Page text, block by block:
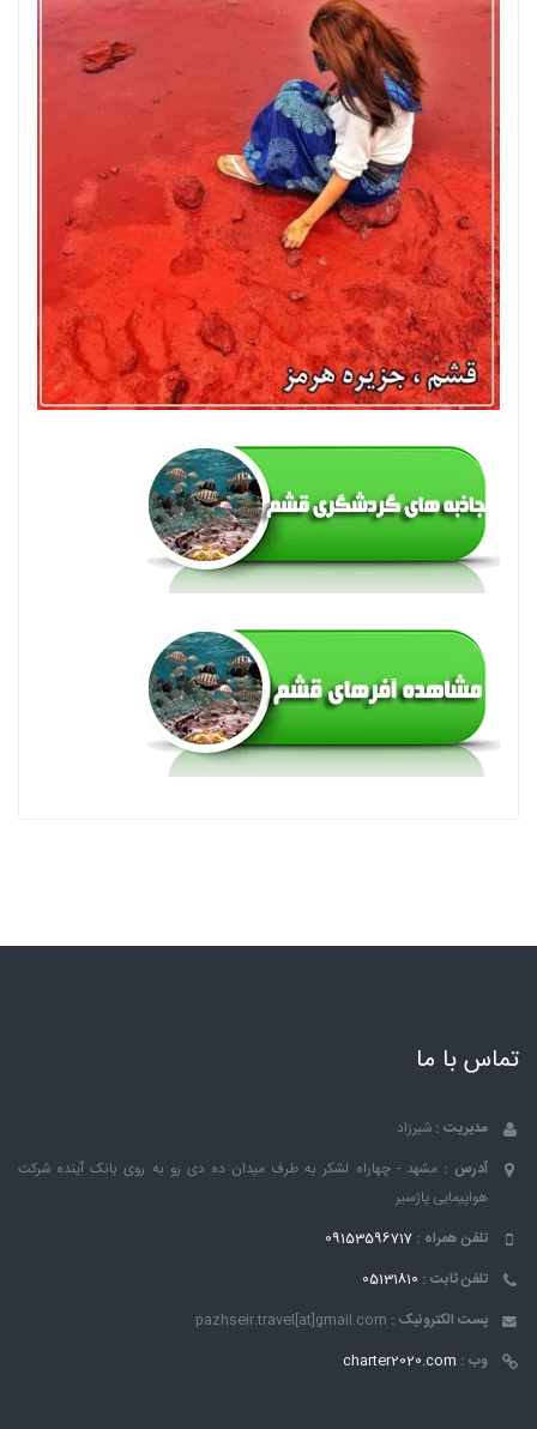
تماس با ما
مدیریت : شیرزاد
آدرس : مشهد - چهاراه لشکر به طرف میدان ده دی رو به روی بانک ٱینده شرکت
هواپیمایی پاژسیر
تلفن همراه : 09153596717
تلفن ثابت : 05131810
پست الکترونیک : pazhseir.travel[at]gmail.com
وب : charter2020.com